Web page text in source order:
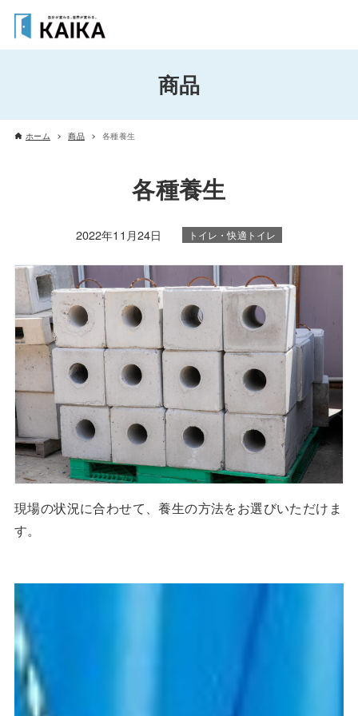
商品
ホーム 商品 各種養生
各種養生
2022年11月24日 トイレ・快適トイレ
現場の状況に合わせて、養生の方法をお選びいただけま
す。